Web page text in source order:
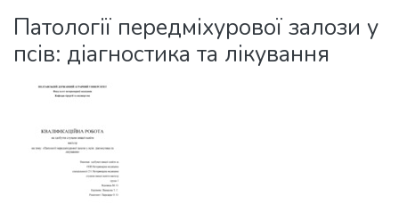
Statistics
Патології передміхурової залози у
псів: діагностика та лікування